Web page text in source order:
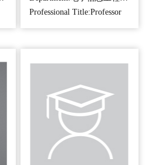
届江苏省委委员，
据处理与应用、雷
达系统设计、目标
检测/认知/分类/识
别、三维/四维雷达
成像等。 2017年7月
于中...
Professional Title:Professor